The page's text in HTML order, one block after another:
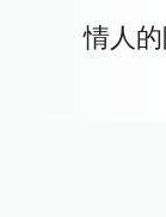
情人